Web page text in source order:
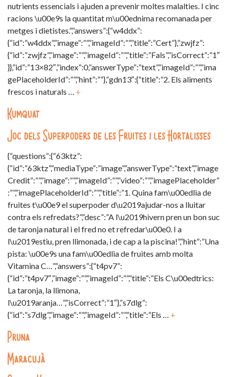
nutrients essencials i ajuden a prevenir moltes malalties. I cinc
racions \u00e9s la quantitat m\u00ednima recomanada per
metges i dietistes.”,”answers”:{“w4ddx”:
{“id”:”w4ddx”,”image”:””,”imageId”:””,”title”:”Cert”},”zwjfz”:
{“id”:”zwjfz”,”image”:””,”imageId”:””,”title”:”Fals”,”isCorrect”:”1″
}},”id”:”13×82″,”index”:0,”answerType”:”text”,”imageId”:””,”ima
gePlaceholderId”:””,”hint”:””},”gdn13″:{“title”:”2. Els aliments
frescos i naturals … +
Kumquat
Joc dels Superpoders de les Fruites i les Hortalisses
{“questions”:{“63ktz”:
{“id”:”63ktz”,”mediaType”:”image”,”answerType”:”text”,”image
Credit”:””,”image”:””,”imageId”:””,”video”:””,”imagePlaceholder”
:””,”imagePlaceholderId”:””,”title”:”1. Quina fam\u00edlia de
fruites t\u00e9 el superpoder d\u2019ajudar-nos a lluitar
contra els refredats?”,”desc”:”A l\u2019hivern pren un bon suc
de taronja natural i el fred no et refredar\u00e0. I a
l\u2019estiu, pren llimonada, i de cap a la piscina!”,”hint”:”Una
pista: \u00e9s una fam\u00edlia de fruites amb molta
Vitamina C…”,”answers”:{“t4pv7”:
{“id”:”t4pv7″,”image”:””,”imageId”:””,”title”:”Els C\u00edtrics:
La taronja, la llimona,
l\u2019aranja…”,”isCorrect”:”1″},”s7dlg”:
{“id”:”s7dlg”,”image”:””,”imageId”:””,”title”:”Els … +
Pruna
Maracujà